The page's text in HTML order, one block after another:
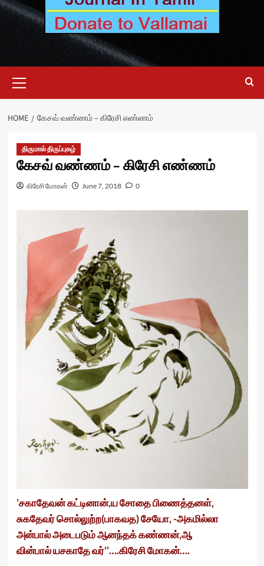
Menu
HOME கேசவ் வண்ணம் – கிரேசி எண்ணம்
திருமால் திருப்புகழ்
கேசவ் வண்ணம் – கிரேசி எண்ணம்
கிரேசி மோகன் June 7, 2018 0
’சகாதேவன் கட்டினான்,ய சோதை பிணைத்தனள்,
சுகதேவர் சொல்லுற்ற(பாகவத) சேயோ, -அகமில்லா
அன்பால் அடைபடும் ஆனந்தக் கண்ணன்,ஆ
வின்பால் யசகாதே வர்’’….கிரேசி மோகன்….